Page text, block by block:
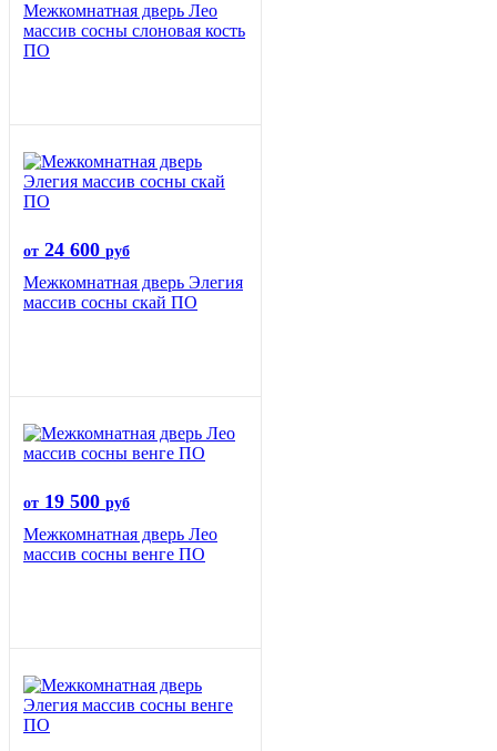
Межкомнатная дверь Лео
массив сосны слоновая кость
ПО
от 24 600 руб
Межкомнатная дверь Элегия
массив сосны скай ПО
от 19 500 руб
Межкомнатная дверь Лео
массив сосны венге ПО